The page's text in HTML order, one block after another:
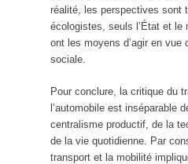
réalité, les perspectives sont
écologistes, seuls l’État et le
ont les moyens d’agir en vue
sociale.
Pour conclure, la critique du
l’automobile est inséparable
centralisme productif, de la
de la vie quotidienne. Par
transport et la mobilité